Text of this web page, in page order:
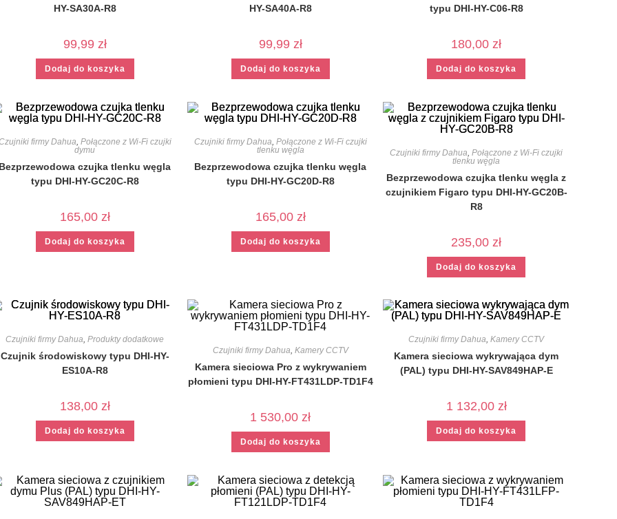
HY-SA30A-R8
99,99 zł
Dodaj do koszyka
HY-SA40A-R8
99,99 zł
Dodaj do koszyka
typu DHI-HY-C06-R8
180,00zł
Dodaj do koszyka
firmy Dahua Połączone z Wi-Fi czujki
dymu
Bezprzewodowa czujka tlenku węgla
typu DHI-HY-GC20C-R8
165,00 zł
Dodaj do koszyka
Czujniki firmy Dahua Połączone z Wi-Fi czujki
tlenku węgla
Bezprzewodowa czujka tlenku węgla
typu DHI-HY-GC20D-R8
165,00 zł
Dodaj do koszyka
Czujniki firmy Dahua ,Połączone z Wi-Fi czujki
tlenku węgla
Bezprzewodowa czujka tlenku węgla z
czujnikiem Figaro typu DHI-HY-GC20B-
R8
235,00 zł
Dodaj do koszyka
Czujniki firmy Dahua,Produkty dodatkowe
Czujnik środowiskowy typu DHI-HY-
ES10A-R8
138,00 zł
Dodaj do koszyka
Czujniki firmy Dahua, Kamery CCTV
Kamera sieciowa Pro z wykrywaniem
płomieni typu DHI-HY-FT431LDP-TD1F4
1 530,00zł
Dodaj do koszyka
Czujniki firmy Dahua,Kamery CCTV
Kamera sieciowa wykrywająca dym
(PAL) typu DHI-HY-SAV849HAP-E
1 132,00 zł
Dodaj do koszyka